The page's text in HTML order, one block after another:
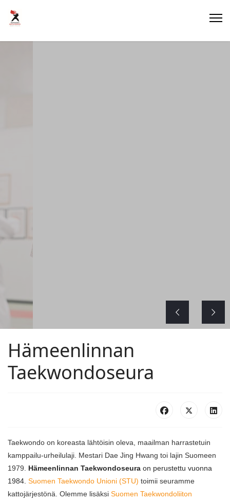
Hämeenlinnan
Taekwondoseura
Taekwondo on koreasta lähtöisin oleva, maailman harrastetuin
kamppailu-urheilulaji. Mestari Dae Jing Hwang toi lajin Suomeen
1979. Hämeenlinnan Taekwondoseura on perustettu vuonna
1984. Suomen Taekwondo Unioni (STU) toimii seuramme
kattojärjestönä. Olemme lisäksi Suomen Taekwondoliiton